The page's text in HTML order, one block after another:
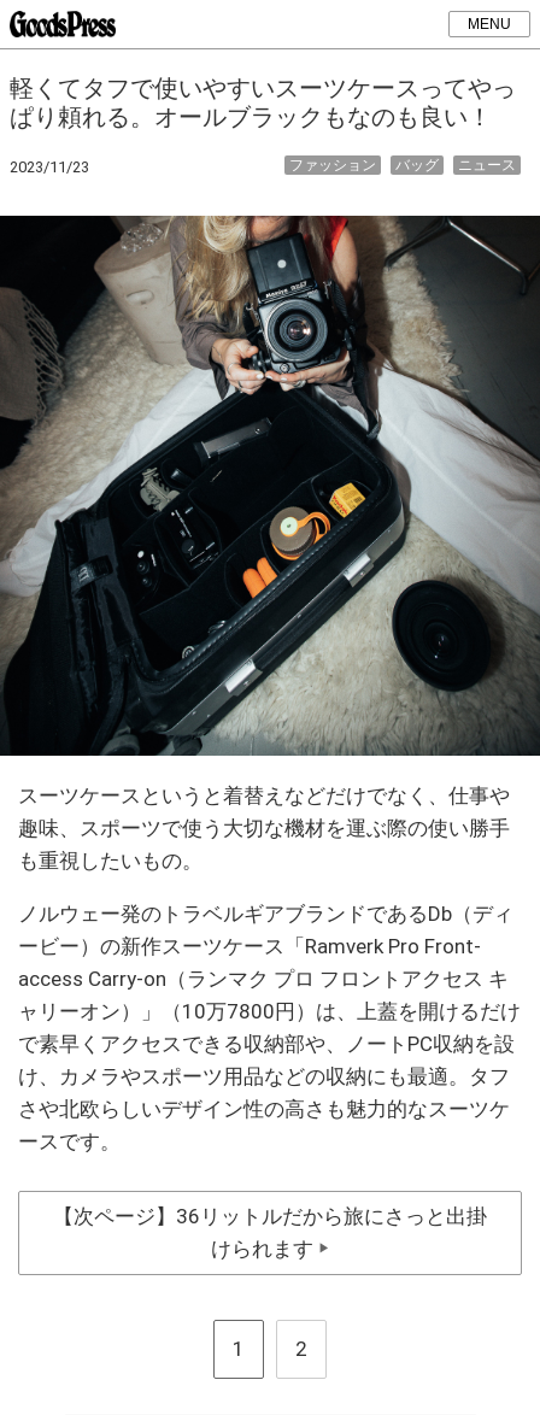
MENU
軽くてタフで使いやすいスーツケースってやっ
ぱり頼れる。オールブラックもなのも良い！
2023/11/23 ニュース
バッグ
ファッション
スーツケースというと着替えなどだけでなく、仕事や
趣味、スポーツで使う大切な機材を運ぶ際の使い勝手
も重視したいもの。
ノルウェー発のトラベルギアブランドであるDb（ディ
ービー）の新作スーツケース「Ramverk Pro Front-
access Carry-on（ランマク プロ フロントアクセス キ
ャリーオン）」（10万7800円）は、上蓋を開けるだけ
で素早くアクセスできる収納部や、ノートPC収納を設
け、カメラやスポーツ用品などの収納にも最適。タフ
さや北欧らしいデザイン性の高さも魅力的なスーツケ
ースです。
【次ページ】36リットルだから旅にさっと出掛
けられます ▶
1 2